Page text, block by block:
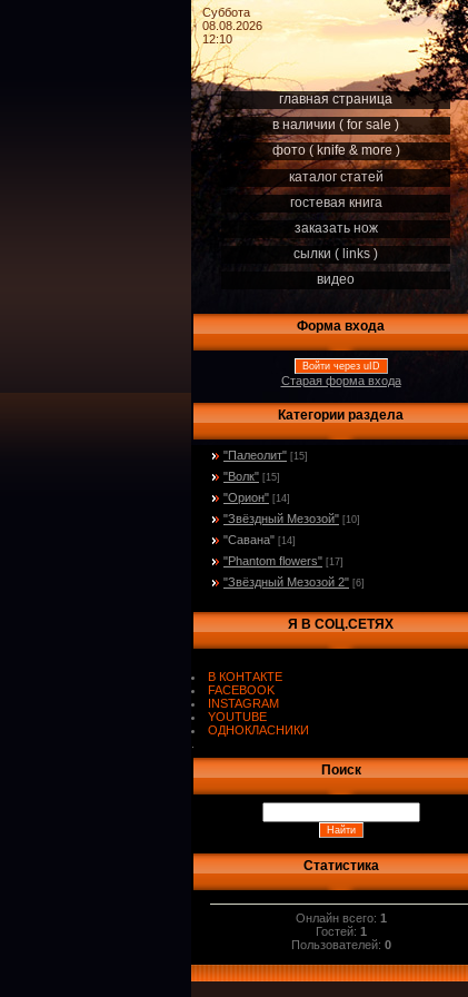
Суббота
08.08.2026
12:10
главная страница
в наличии ( for sale )
фото ( knife & more )
каталог статей
гостевая книга
заказать нож
сылки ( links )
видео
Форма входа
Войти через uID
Старая форма входа
Категории раздела
"Палеолит" [15]
"Волк" [15]
"Орион" [14]
"Звёздный Мезозой" [10]
"Савана" [14]
"Phantom flowers" [17]
"Звёздный Мезозой 2" [6]
Я В СОЦ.СЕТЯХ
В КОНТАКТЕ
FACEBOOK
INSTAGRAM
YOUTUBE
ОДНОКЛАСНИКИ
Поиск
Статистика
Онлайн всего: 1
Гостей: 1
Пользователей: 0